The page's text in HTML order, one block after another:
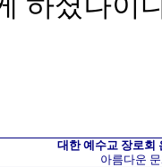
대한 예수교 장로회
아름다운